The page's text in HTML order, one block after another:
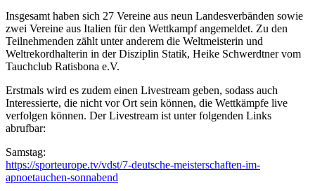
Insgesamt haben sich 27 Vereine aus neun Landesverbänden sowie
zwei Vereine aus Italien für den Wettkampf angemeldet. Zu den
Teilnehmenden zählt unter anderem die Weltmeisterin und
Weltrekordhalterin in der Disziplin Statik, Heike Schwerdtner vom
Tauchclub Ratisbona e.V.
Erstmals wird es zudem einen Livestream geben, sodass auch
Interessierte, die nicht vor Ort sein können, die Wettkämpfe live
verfolgen können. Der Livestream ist unter folgenden Links
abrufbar:
Samstag:
https://sporteurope.tv/vdst/7-deutsche-meisterschaften-im-
apnoetauchen-sonnabend